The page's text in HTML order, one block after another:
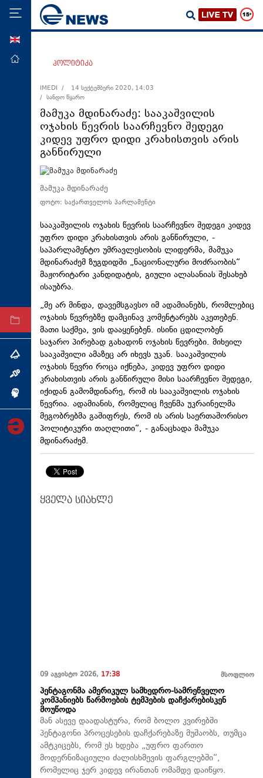
მთავარი
ეკონომიკა
მსოფლიო
ჯანდაცვა
საზოგადოება
სამართალი
კულტურა
სპორტი
ტექნოლოგიები
ტაბლოიდი
არქივი
თემა
ინტერვიუ
ინქვიზიცია
პოლიტიკა
IMEDI /
14 სექტემბერი 2020, 14:03
/ სანდო წყარო
მამუკა მდინარაძე: სააკაშვილის
ოჯახის წევრის საარჩევნო შედეგი
კიდევ უფრო დიდი კრახისთვის არის
განწირული
მამუკა მდინარაძე
ფოტო: საქართველოს პარლამენტი
სააკაშვილის ოჯახის წევრის საარჩევნო შედეგი კიდევ
უფრო დიდი კრახისთვის არის განწირული, -
საპარლამენტო უმრავლესობის ლიდერმა, მამუკა
მდინარაძემ ზუგდიდში „ნაციონალური მოძრაობის“
მაჟორიტარი კანდიდატის, გიული ალასანიას შესახებ
ისაუბრა.
„მე არ მინდა, დავემსგავსო იმ ადამიანებს, რომლებიც
ოჯახის წევრებზე დამცინავ კომენტარებს აკეთებენ.
მათი საქმეა, ვის დააყენებენ. ისინი ცდილობენ
საჯარო პირებად გახადონ ოჯახის წევრები. მიხეილ
სააკაშვილი ამაზეც არ იხევს უკან. სააკაშვილის
ოჯახის წევრი როცა იქნება, კიდევ უფრო დიდი
კრახისთვის არის განწირული მისი საარჩევნო შედეგი,
იქიდან გამომდინარე, რომ ის სააკაშვილის ოჯახის
წევრია. ადამიანის, რომელიც ჩვენმა უკრაინელმა
მეგობრებმა გაშიფრეს, რომ ის არის საერთაშორისო
პოლიტიკური თაღლითი“, - განაცხადა მამუკა
მდინარაძემ.
ყველა სიახლე
09 აგვისტო 2026, 17:38 მსოფლიო
პენტაგონმა ამერიკულ სამხედრო-სამრეწველო
კომპანიებს წარმოების ტემპების დაჩქარებისკენ
მოუწოდა
მან ასევე დაადასტურა, რომ ბოლო კვირებში
პენტაგონი პროცესების დაჩქარებაზე მუშაობს, თუმცა
ამტკიცებს, რომ ეს ხდება „უფრო ფართო
მოდერნიზაციული ძალისხმევის ფარგლებში“,
რომელიც ჯერ კიდევ ირანთან ომამდე დაიწყო.